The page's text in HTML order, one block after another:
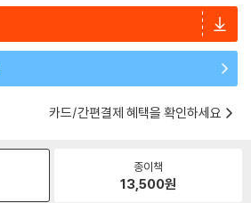
카드/간편결제 혜택을 확인하세요
종이책
13,500원